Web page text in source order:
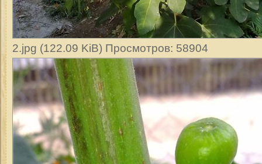
2.jpg (122.09 KiB) Просмотров: 58904